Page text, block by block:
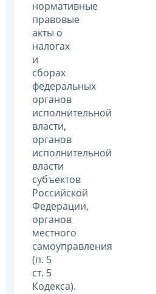
нормативные
правовые
акты о
налогах
и
сборах
федеральных
органов
исполнительной
власти,
органов
исполнительной
власти
субъектов
Российской
Федерации,
органов
местного
самоуправления
(п. 5
ст. 5
Кодекса).